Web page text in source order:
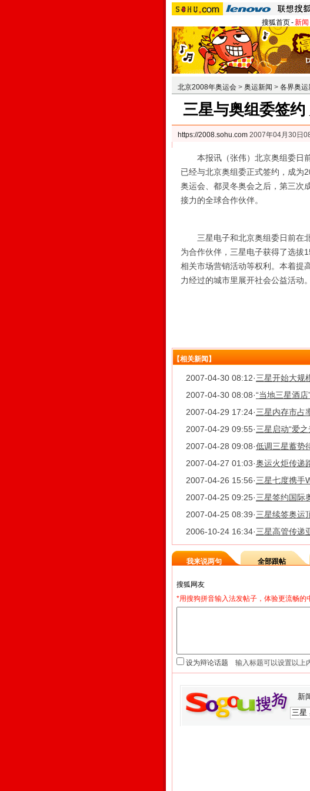
搜狐首页-新闻
北京2008年奥运会 > 奥运新闻 > 各界奥运
三星与奥组委签
https://2008.sohu.com 2007年04月30日
本报讯（张伟）北京奥组委日前
已经与北京奥组委正式签约，成为
奥运会、都灵冬奥会之后，第三次
接力的全球合作伙伴。
三星电子和北京奥组委日前在北
为合作伙伴，三星电子获得了选拔
相关市场营销活动等权利。本着提
力经过的城市里展开社会公益活动。
【相关新闻】
2007-04-30 08:12·三星开始大规
2007-04-30 08:08·“当地三星酒
2007-04-29 17:24·三星内存市占
2007-04-29 09:55·三星启动“爱
2007-04-28 09:08·低调三星蓄势
2007-04-27 01:03·奥运火炬传递
2007-04-26 15:56·三星七度携手
2007-04-25 09:25·三星签约国际
2007-04-25 08:39·三星续签奥运
2006-10-24 16:34·三星高管传递
我来说两句 全部跟帖
*用搜狗拼音输入法发帖子，体验更流畅的
设为辩论话题
新